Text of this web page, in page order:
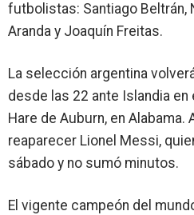
futbolistas: Santiago Beltrán,
Aranda y Joaquín Freitas.
La selección argentina
desde las 22 ante Islandia en
Hare de Auburn, en Alabama.
reaparecer Lionel Messi,
sábado y no sumó minutos.
El vigente campeón del